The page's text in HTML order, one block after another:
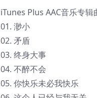
iTunes Plus AAC音乐专辑
01. 渺小
02. 矛盾
03. 终身大事
04. 不醉不会
05. 你快乐未必我快乐